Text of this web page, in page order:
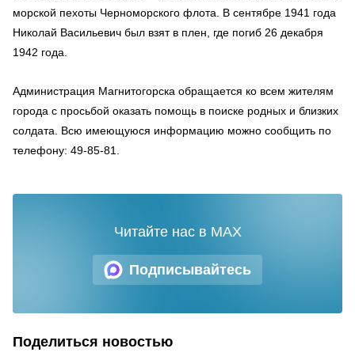
морской пехоты Черноморского флота. В сентябре 1941 года
Николай Васильевич был взят в плен, где погиб 26 декабря
1942 года.
Администрация Магнитогорска обращается ко всем жителям
города с просьбой оказать помощь в поиске родных и близких
солдата. Всю имеющуюся информацию можно сообщить по
телефону: 49-85-81.
Подписывайтесь
Читайте нас в MAX
Поделиться новостью